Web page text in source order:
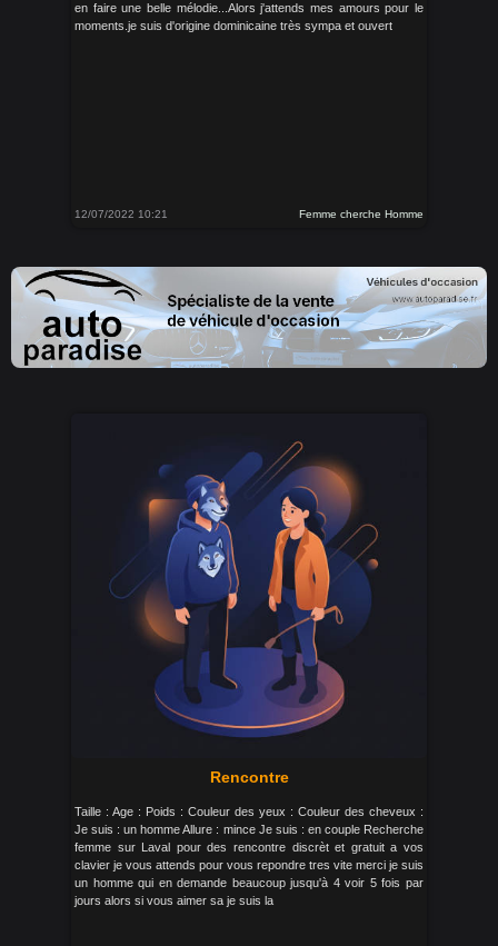
en faire une belle mélodie...Alors j'attends mes amours pour le
moments.je suis d'origine dominicaine très sympa et ouvert
12/07/2022 10:21 Femme cherche Homme
Rencontre
Taille : Age : Poids : Couleur des yeux : Couleur des cheveux :
Je suis : un homme Allure : mince Je suis : en couple Recherche
femme sur Laval pour des rencontre discrèt et gratuit a vos
clavier je vous attends pour vous repondre tres vite merci je suis
un homme qui en demande beaucoup jusqu'à 4 voir 5 fois par
jours alors si vous aimer sa je suis la